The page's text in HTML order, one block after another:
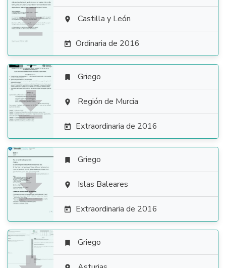
  Castilla y León
 Ordinaria de 2016

 Griego
 Región de Murcia
 Extraordinaria de 2016

 Griego
 Islas Baleares
 Extraordinaria de 2016
 Griego